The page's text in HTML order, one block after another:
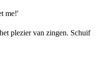
me!'
plezier van zingen. Schuif